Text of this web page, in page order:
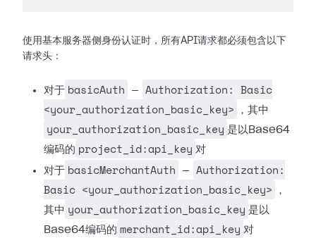
使用基本服务器侧身份认证时，所有API请求都必须包含以下
请求头：
对于 basicAuth —
Authorization: Basic
<your_authorization_basic_key>
，其中
your_authorization_basic_key 是以Base64
编码的 project_id:api_key 对
对于 basicMerchantAuth —
Authorization:
Basic <your_authorization_basic_key>
，
其中 your_authorization_basic_key 是以
Base64编码的 merchant_id:api_key 对